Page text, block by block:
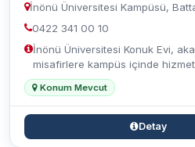
İnönü Üniversitesi Kampüsü,
0422 341 00 10
İnönü Üniversitesi Konuk Evi,
misafirlere kampüs içinde
Konum Mevcut
Detay